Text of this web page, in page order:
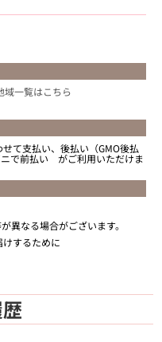
域一覧はこちら
て支払い、後払い（GMO後払
で前払い がご利用いただけま
異なる場合がございます。
するために